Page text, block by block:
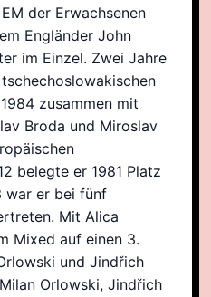
der Erwachsenen
Engländer John
im Einzel. Zwei Jahre
zusammen mit
Broda und Miroslav
belegte er 1981 Platz
war er bei fünf
Mit Alica
Mixed auf einen 3.
und Jindřich
Orlowski, Jindřich